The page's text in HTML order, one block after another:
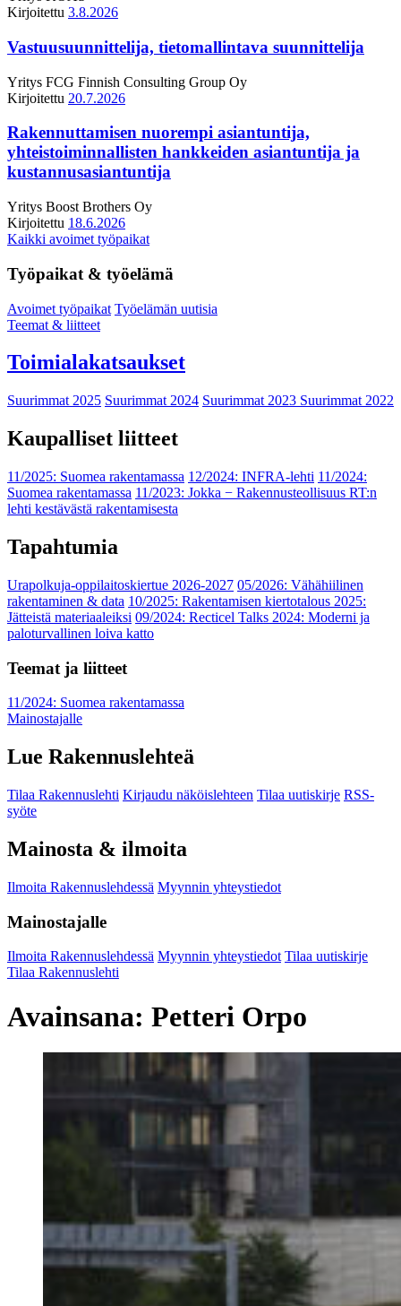
Kirjoitettu 3.8.2026
Vastuusuunnittelija, tietomallintava suunnittelija
Yritys FCG Finnish Consulting Group Oy
Kirjoitettu 20.7.2026
Rakennuttamisen nuorempi asiantuntija,
yhteistoiminnallisten hankkeiden asiantuntija ja
kustannusasiantuntija
Yritys Boost Brothers Oy
Kirjoitettu 18.6.2026
Kaikki avoimet työpaikat
Työpaikat & työelämä
Avoimet työpaikat Työelämän uutisia
Teemat & liitteet
Toimialakatsaukset
Suurimmat 2025 Suurimmat 2024 Suurimmat 2023 Suurimmat 2022
Kaupalliset liitteet
11/2025: Suomea rakentamassa 12/2024: INFRA-lehti 11/2024:
Suomea rakentamassa 11/2023: Jokka − Rakennusteollisuus RT:n
lehti kestävästä rakentamisesta
Tapahtumia
Urapolkuja-oppilaitoskiertue 2026-2027 05/2026: Vähähiilinen
rakentaminen & data 10/2025: Rakentamisen kiertotalous 2025:
Jätteistä materiaaleiksi 09/2024: Recticel Talks 2024: Moderni ja
paloturvallinen loiva katto
Teemat ja liitteet
11/2024: Suomea rakentamassa
Mainostajalle
Lue Rakennuslehteä
Tilaa Rakennuslehti Kirjaudu näköislehteen Tilaa uutiskirje RSS-
syöte
Mainosta & ilmoita
Ilmoita Rakennuslehdessä Myynnin yhteystiedot
Mainostajalle
Ilmoita Rakennuslehdessä Myynnin yhteystiedot Tilaa uutiskirje
Tilaa Rakennuslehti
Avainsana: Petteri Orpo